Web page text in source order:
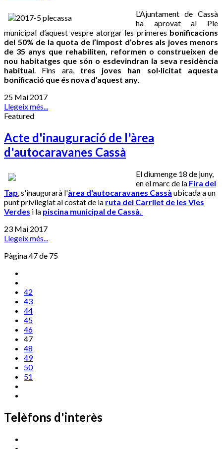
L’Ajuntament de Cassà
ha aprovat al Ple
municipal d’aquest vespre atorgar les primeres bonificacions
del 50% de la quota de l’impost d’obres als joves menors
de 35 anys que rehabiliten, reformen o construeixen de
nou habitatges que són o esdevindran la seva residència
habitual. Fins ara, tres joves han sol·licitat aquesta
bonificació que és nova d’aquest any.
25 Mai 2017
Llegeix més...
Featured
Acte d'inauguració de l'àrea
d'autocaravanes Cassà
El diumenge 18 de juny,
en el marc de la Fira del
Tap, s'inaugurarà l'àrea d'autocaravanes Cassà ubicada a un
punt privilegiat al costat de la ruta del Carrilet de les Vies
Verdes i la piscina municipal de Cassà.
23 Mai 2017
Llegeix més...
Pàgina 47 de 75
42
43
44
45
46
47
48
49
50
51
Telèfons d'interès